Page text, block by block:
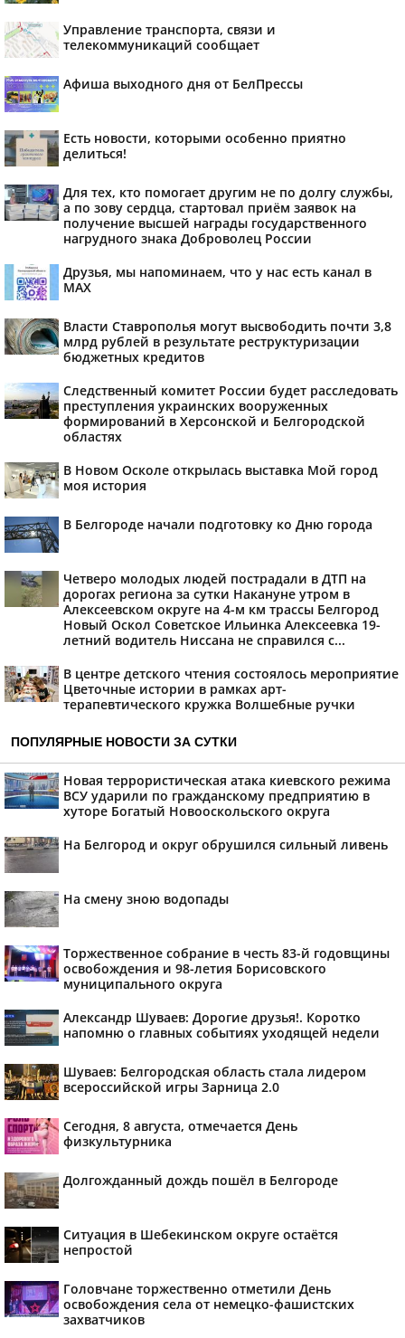
Управление транспорта, связи и
телекоммуникаций сообщает
Афиша выходного дня от БелПрессы
Есть новости, которыми особенно приятно
делиться!
Для тех, кто помогает другим не по долгу службы,
а по зову сердца, стартовал приём заявок на
получение высшей награды государственного
нагрудного знака Доброволец России
Друзья, мы напоминаем, что у нас есть канал в
МАХ
Власти Ставрополья могут высвободить почти 3,8
млрд рублей в результате реструктуризации
бюджетных кредитов
Следственный комитет России будет расследовать
преступления украинских вооруженных
формирований в Херсонской и Белгородской
областях
В Новом Осколе открылась выставка Мой город
моя история
В Белгороде начали подготовку ко Дню города
Четверо молодых людей пострадали в ДТП на
дорогах региона за сутки Накануне утром в
Алексеевском округе на 4-м км трассы Белгород
Новый Оскол Советское Ильинка Алексеевка 19-
летний водитель Ниссана не справился с...
В центре детского чтения состоялось мероприятие
Цветочные истории в рамках арт-
терапевтического кружка Волшебные ручки
ПОПУЛЯРНЫЕ НОВОСТИ ЗА СУТКИ
Новая террористическая атака киевского режима
ВСУ ударили по гражданскому предприятию в
хуторе Богатый Новооскольского округа
На Белгород и округ обрушился сильный ливень
На смену зною водопады
Торжественное собрание в честь 83-й годовщины
освобождения и 98-летия Борисовского
муниципального округа
Александр Шуваев: Дорогие друзья!. Коротко
напомню о главных событиях уходящей недели
Шуваев: Белгородская область стала лидером
всероссийской игры Зарница 2.0
Сегодня, 8 августа, отмечается День
физкультурника
Долгожданный дождь пошёл в Белгороде
Ситуация в Шебекинском округе остаётся
непростой
Головчане торжественно отметили День
освобождения села от немецко-фашистских
захватчиков